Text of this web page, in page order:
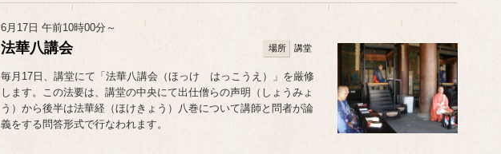
6月17日 午前10時00分～
法華八講会 場所 講堂
毎月17日、講堂にて「法華八講会（ほっけ はっこうえ）」を厳修
します。この法要は、講堂の中央にて出仕僧らの声明（しょうみょ
う）から後半は法華経（ほけきょう）八巻について講師と問者が論
義をする問答形式で行なわれます。